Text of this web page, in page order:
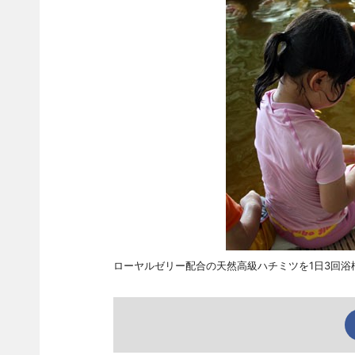
ローヤルゼリー配合の天然高級ハチミツを1日3回浴